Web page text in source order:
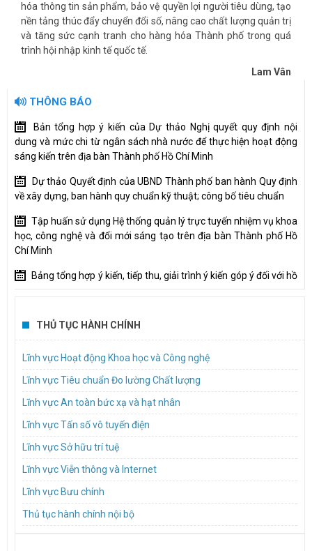
hóa thông tin sản phẩm, bảo vệ quyền lợi người tiêu dùng, tạo
nền tảng thúc đẩy chuyển đổi số, nâng cao chất lượng quản trị
và tăng sức cạnh tranh cho hàng hóa Thành phố trong quá
trình hội nhập kinh tế quốc tế.
Lam Vân
THÔNG BÁO
Bản tổng hợp ý kiến của Dự thảo Nghị quyết quy định nội
dung và mức chi từ ngân sách nhà nước để thực hiện hoạt động
sáng kiến trên địa bàn Thành phố Hồ Chí Minh
Dự thảo Quyết định của UBND Thành phố ban hành Quy định
về xây dựng, ban hành quy chuẩn kỹ thuật; công bố tiêu chuẩn
Tập huấn sử dụng Hệ thống quản lý trực tuyến nhiệm vụ khoa
học, công nghệ và đổi mới sáng tạo trên địa bàn Thành phố Hồ
Chí Minh
Bảng tổng hợp ý kiến, tiếp thu, giải trình ý kiến góp ý đối với hồ
sơ dự thảo Nghị quyết trình Hội đồng nhân dân hành phố
về quản trị tài chính cho tổ chức tham gia Đề án xây dựng cơ chế
chuẩn quốc tế”
TP.HCM lấy ý kiến dự thảo quy định nội dung và mức chi cho
các cuộc thi, hội thi về khoa học, công nghệ và đổi mới sáng tạo
Mời báo giá dịch vụ hậu cần Tổ chức hội nghị kết nối, chia sẻ
giải pháp, hướng dẫn đổi mới sáng tạo trong khu vực công năm
2026 (InnoGov Coffee)
Hướng dẫn tiêu chuẩn người lao động tham gia trực tiếp vào
quá trình cung cấp dịch vụ bưu chính KT1
Dự thảo Nghị quyết của Hội đồng nhân dân Thành phố Hồ Chí
THỦ TỤC HÀNH CHÍNH
Lĩnh vực Hoạt động Khoa học và Công nghệ
Lĩnh vực Tiêu chuẩn Đo lường Chất lượng
Lĩnh vực An toàn bức xạ và hạt nhân
Lĩnh vực Tấn số vô tuyến điện
Lĩnh vực Sở hữu trí tuệ
Lĩnh vực Viễn thông và Internet
Lĩnh vực Bưu chính
Thủ tục hành chính nội bộ